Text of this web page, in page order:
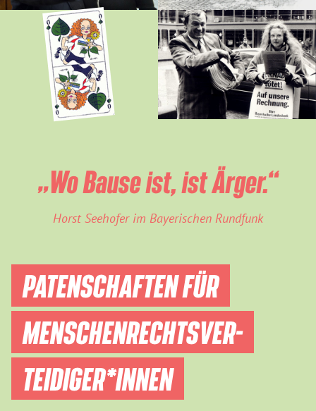
„Wo Bause ist, ist Ärger.“
Horst Seehofer im Bayerischen Rundfunk
PATENSCHAFTEN FÜR
MENSCHEN­RECHTS­VER­
TEIDIGER­*INNEN